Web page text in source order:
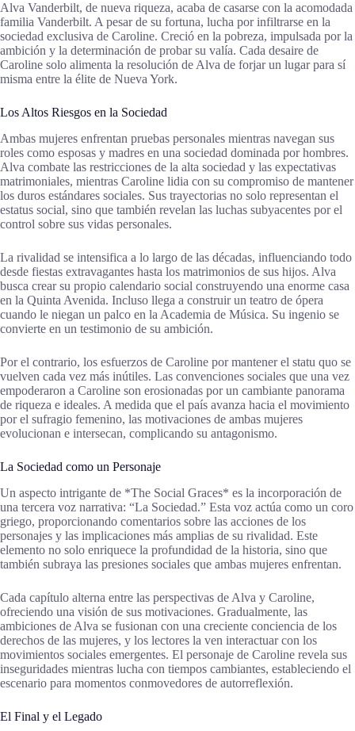
Alva Vanderbilt, de nueva riqueza, acaba de casarse con la acomodada
familia Vanderbilt. A pesar de su fortuna, lucha por infiltrarse en la
sociedad exclusiva de Caroline. Creció en la pobreza, impulsada por la
ambición y la determinación de probar su valía. Cada desaire de
Caroline solo alimenta la resolución de Alva de forjar un lugar para sí
misma entre la élite de Nueva York.
Los Altos Riesgos en la Sociedad
Ambas mujeres enfrentan pruebas personales mientras navegan sus
roles como esposas y madres en una sociedad dominada por hombres.
Alva combate las restricciones de la alta sociedad y las expectativas
matrimoniales, mientras Caroline lidia con su compromiso de mantener
los duros estándares sociales. Sus trayectorias no solo representan el
estatus social, sino que también revelan las luchas subyacentes por el
control sobre sus vidas personales.
La rivalidad se intensifica a lo largo de las décadas, influenciando todo
desde fiestas extravagantes hasta los matrimonios de sus hijos. Alva
busca crear su propio calendario social construyendo una enorme casa
en la Quinta Avenida. Incluso llega a construir un teatro de ópera
cuando le niegan un palco en la Academia de Música. Su ingenio se
convierte en un testimonio de su ambición.
Por el contrario, los esfuerzos de Caroline por mantener el statu quo se
vuelven cada vez más inútiles. Las convenciones sociales que una vez
empoderaron a Caroline son erosionadas por un cambiante panorama
de riqueza e ideales. A medida que el país avanza hacia el movimiento
por el sufragio femenino, las motivaciones de ambas mujeres
evolucionan e intersecan, complicando su antagonismo.
La Sociedad como un Personaje
Un aspecto intrigante de *The Social Graces* es la incorporación de
una tercera voz narrativa: “La Sociedad.” Esta voz actúa como un coro
griego, proporcionando comentarios sobre las acciones de los
personajes y las implicaciones más amplias de su rivalidad. Este
elemento no solo enriquece la profundidad de la historia, sino que
también subraya las presiones sociales que ambas mujeres enfrentan.
Cada capítulo alterna entre las perspectivas de Alva y Caroline,
ofreciendo una visión de sus motivaciones. Gradualmente, las
ambiciones de Alva se fusionan con una creciente conciencia de los
derechos de las mujeres, y los lectores la ven interactuar con los
movimientos sociales emergentes. El personaje de Caroline revela sus
inseguridades mientras lucha con tiempos cambiantes, estableciendo el
escenario para momentos conmovedores de autorreflexión.
El Final y el Legado